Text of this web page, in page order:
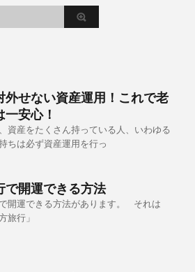
外せない資産運用！これで老
一安心！
資産をたくさん持っている人、いわゆる
ちは必ず資産運用を行っ
で開運できる方法
開運できる方法があります。 それは
旅行」